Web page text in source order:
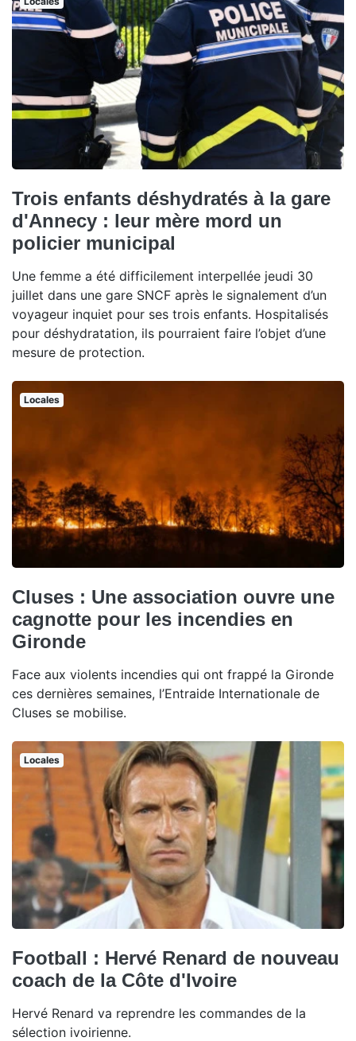
Trois enfants déshydratés à la gare
d'Annecy : leur mère mord un
policier municipal
Une femme a été difficilement interpellée jeudi 30
juillet dans une gare SNCF après le signalement d’un
voyageur inquiet pour ses trois enfants. Hospitalisés
pour déshydratation, ils pourraient faire l’objet d’une
mesure de protection.
Locales
Cluses : Une association ouvre une
cagnotte pour les incendies en
Gironde
Face aux violents incendies qui ont frappé la Gironde
ces dernières semaines, l’Entraide Internationale de
Cluses se mobilise.
Locales
Football : Hervé Renard de nouveau
coach de la Côte d'Ivoire
Hervé Renard va reprendre les commandes de la
sélection ivoirienne.